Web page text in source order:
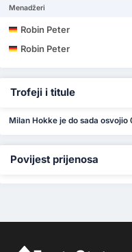
Menadžeri
Robin Peter
Robin Peter
Trofeji i titule
Milan Hokke je do sada
Povijest prijenosa